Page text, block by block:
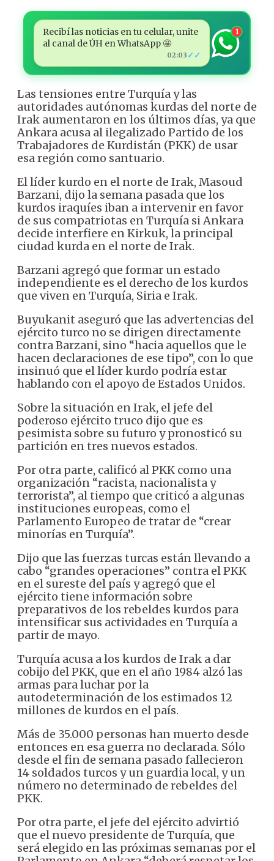
Recibí las noticias en tu celular, unite
al canal de ÚH en WhatsApp 🤩
02:03 ✓✓
1
Las tensiones entre Turquía y las
autoridades autónomas kurdas del norte de
Irak aumentaron en los últimos días, ya que
Ankara acusa al ilegalizado Partido de los
Trabajadores de Kurdistán (PKK) de usar
esa región como santuario.
El líder kurdo en el norte de Irak, Masoud
Barzani, dijo la semana pasada que los
kurdos iraquíes iban a intervenir en favor
de sus compatriotas en Turquía si Ankara
decide interfiere en Kirkuk, la principal
ciudad kurda en el norte de Irak.
Barzani agregó que formar un estado
independiente es el derecho de los kurdos
que viven en Turquía, Siria e Irak.
Buyukanit aseguró que las advertencias del
ejército turco no se dirigen directamente
contra Barzani, sino “hacia aquellos que le
hacen declaraciones de ese tipo”, con lo que
insinuó que el líder kurdo podría estar
hablando con el apoyo de Estados Unidos.
Sobre la situación en Irak, el jefe del
poderoso ejército truco dijo que es
pesimista sobre su futuro y pronosticó su
partición en tres nuevos estados.
Por otra parte, calificó al PKK como una
organización “racista, nacionalista y
terrorista”, al tiempo que criticó a algunas
instituciones europeas, como el
Parlamento Europeo de tratar de “crear
minorías en Turquía”.
Dijo que las fuerzas turcas están llevando a
cabo “grandes operaciones” contra el PKK
en el sureste del país y agregó que el
ejército tiene información sobre
preparativos de los rebeldes kurdos para
intensificar sus actividades en Turquía a
partir de mayo.
Turquía acusa a los kurdos de Irak a dar
cobijo del PKK, que en el año 1984 alzó las
armas para luchar por la
autodeterminación de los estimados 12
millones de kurdos en el país.
Más de 35.000 personas han muerto desde
entonces en esa guerra no declarada. Sólo
desde el fin de semana pasado fallecieron
14 soldados turcos y un guardia local, y un
número no determinado de rebeldes del
PKK.
Por otra parte, el jefe del ejército advirtió
que el nuevo presidente de Turquía, que
será elegido en las próximas semanas por el